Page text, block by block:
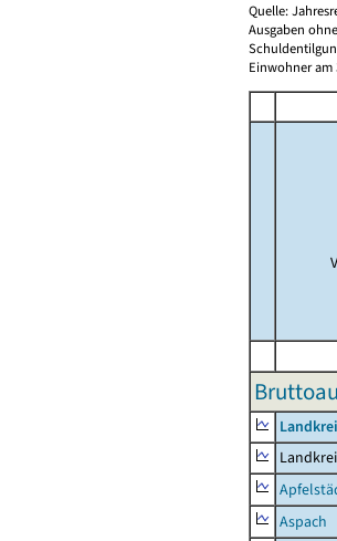
Quelle:
Ausgaben
Einwohner am
Aspach